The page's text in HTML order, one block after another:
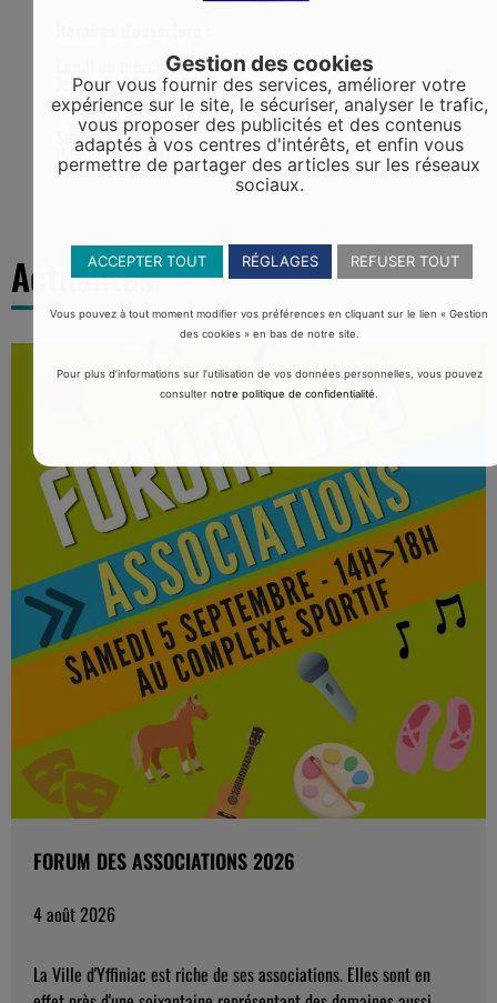
Lundi au mercredi : 8h30 à 12h - 13h30 à 17h
Jeudi : 8h30 à 12h30
Vendredi : 8h30 à 12h - 13h30 à 16h30
Samedi 9h à 12h
Uniquement Etat Civil
Actualités
FORUM DES ASSOCIATIONS 2026
4 août 2026
La Ville d'Yffiniac est riche de ses associations. Elles sont en
Gestion des cookies
Pour vous fournir des services, améliorer votre
expérience sur le site, le sécuriser, analyser le trafic,
vous proposer des publicités et des contenus
adaptés à vos centres d'intérêts, et enfin vous
permettre de partager des articles sur les réseaux
sociaux.
ACCEPTER TOUT RÉGLAGES REFUSER TOUT
Vous pouvez à tout moment modifier vos préférences en cliquant sur le lien « Gestion
des cookies » en bas de notre site.
Pour plus d’informations sur l’utilisation de vos données personnelles, vous pouvez
consulternotre politique de confidentialité.